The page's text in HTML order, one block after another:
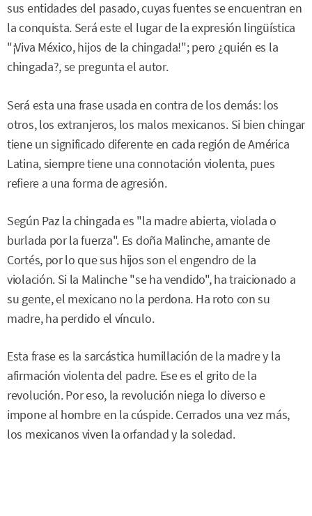
sus entidades del pasado, cuyas fuentes se encuentran en
la conquista. Será este el lugar de la expresión lingüística
"¡Viva México, hijos de la chingada!"; pero ¿quién es la
chingada?, se pregunta el autor.
Será esta una frase usada en contra de los demás: los
otros, los extranjeros, los malos mexicanos. Si bien chingar
tiene un significado diferente en cada región de América
Latina, siempre tiene una connotación violenta, pues
refiere a una forma de agresión.
Según Paz la chingada es "la madre abierta, violada o
burlada por la fuerza". Es doña Malinche, amante de
Cortés, por lo que sus hijos son el engendro de la
violación. Si la Malinche "se ha vendido", ha traicionado a
su gente, el mexicano no la perdona. Ha roto con su
madre, ha perdido el vínculo.
Esta frase es la sarcástica humillación de la madre y la
afirmación violenta del padre. Ese es el grito de la
revolución. Por eso, la revolución niega lo diverso e
impone al hombre en la cúspide. Cerrados una vez más,
los mexicanos viven la orfandad y la soledad.